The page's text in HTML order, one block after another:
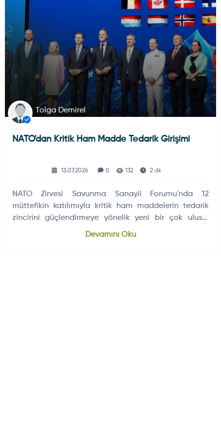
Tolga Demirel
NATO'dan Kritik Ham Madde Tedarik Girişimi
13.07.2026 0 132 2 dk
NATO Zirvesi Savunma Sanayii Forumu'nda 12
müttefikin katılımıyla kritik ham maddelerin tedarik
zincirini güçlendirmeye yönelik yeni bir çok uluslu
Devamını Oku